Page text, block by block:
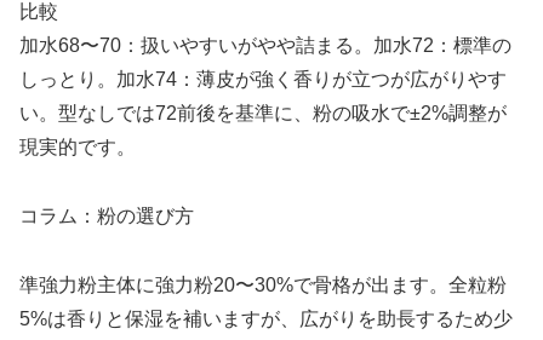
比較
加水68〜70：扱いやすいがやや詰まる。加水72：標準の
しっとり。加水74：薄皮が強く香りが立つが広がりやす
い。型なしでは72前後を基準に、粉の吸水で±2%調整が
現実的です。
コラム：粉の選び方
準強力粉主体に強力粉20〜30%で骨格が出ます。全粒粉
5%は香りと保湿を補いますが、広がりを助長するため少